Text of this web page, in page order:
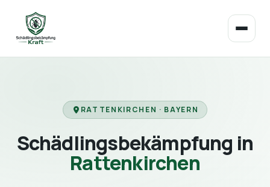
RATTENKIRCHEN · BAYERN
Schädlingsbekämpfung in
Rattenkirchen